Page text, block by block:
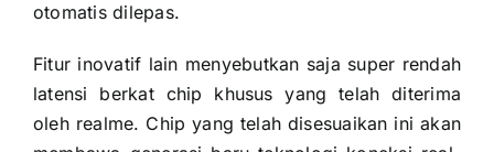
otomatis dilepas.
Fitur inovatif lain menyebutkan saja super rendah
latensi berkat chip khusus yang telah diterima
oleh realme. Chip yang telah disesuaikan ini akan